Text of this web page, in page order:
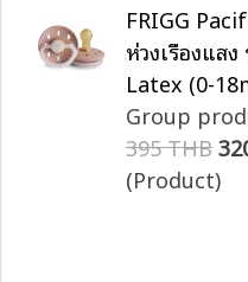
FRIGG
ห่วงเรืองแส
Latex (0-
Group
395 THB
(Product)